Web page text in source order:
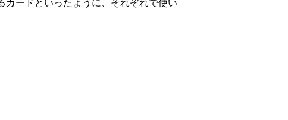
ードといったように、それぞれで使い